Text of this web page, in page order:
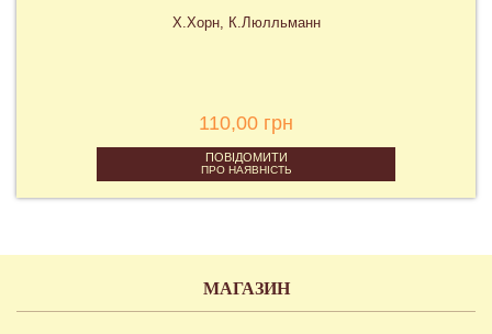
Х.Хорн, К.Люлльманн
110,00 грн
ПОВІДОМИТИ
ПРО НАЯВНІСТЬ
МАГАЗИН